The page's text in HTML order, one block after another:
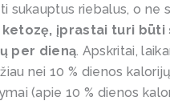
sukauptus riebalus, o ne
įprastai turi būti
per dieną. Apskritai,
nei 10 % dienos
(apie 10 % dienos